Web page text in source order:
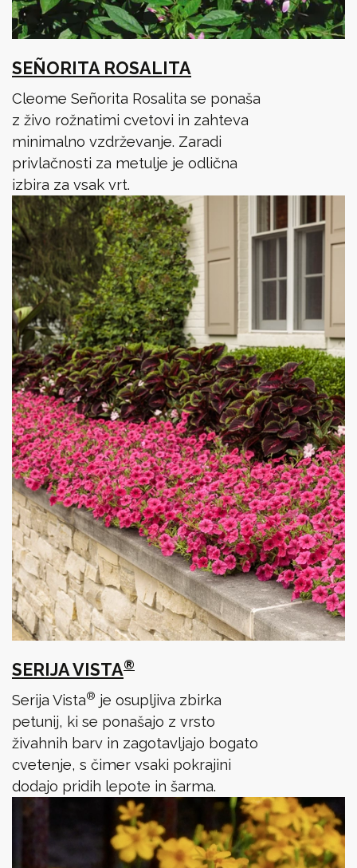
SEÑORITA ROSALITA
Cleome Señorita Rosalita se ponaša
z živo rožnatimi cvetovi in zahteva
minimalno vzdrževanje. Zaradi
privlačnosti za metulje je odlična
izbira za vsak vrt.
SERIJA VISTA®
Serija Vista® je osupljiva zbirka
petunij, ki se ponašajo z vrsto
živahnih barv in zagotavljajo bogato
cvetenje, s čimer vsaki pokrajini
dodajo pridih lepote in šarma.